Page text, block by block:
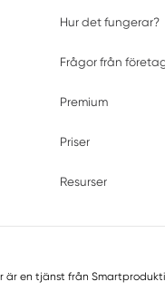
Hur det fungerar?
Frågor från
Premium
Priser
Resurser
är en tjänst från